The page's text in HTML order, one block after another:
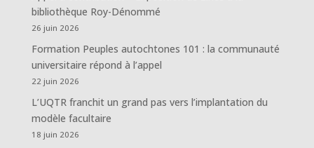
bibliothèque Roy-Dénommé
26 juin 2026
Formation Peuples autochtones 101 : la communauté
universitaire répond à l’appel
22 juin 2026
L’UQTR franchit un grand pas vers l’implantation du
modèle facultaire
18 juin 2026